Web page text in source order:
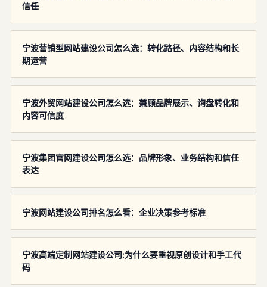
信任
宁波营销型网站建设公司怎么选：转化路径、内容结构和长
期运营
宁波外贸网站建设公司怎么选：兼顾品牌展示、询盘转化和
内容可信度
宁波集团官网建设公司怎么选：品牌形象、业务结构和信任
表达
宁波网站建设公司排名怎么看：企业决策参考标准
宁波高端定制网站建设公司:为什么要重视原创设计和手工代
码